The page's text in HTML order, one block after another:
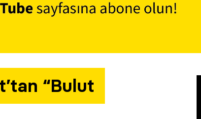
“Bulut